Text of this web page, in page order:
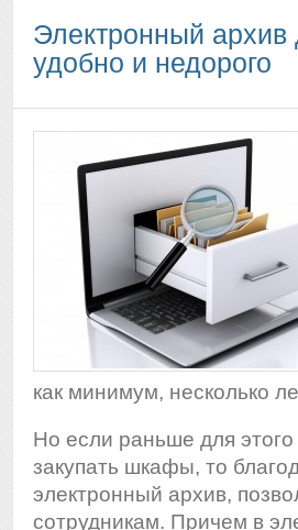
Электронный архив
удобно и недорого
как минимум, несколько
Но если раньше для
закупать шкафы, то
электронный архив,
сотрудникам. Причем в